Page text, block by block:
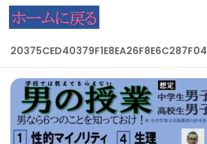
コンテンツへスキップ
20375CED40379F1E8EA26F8E6C287F04